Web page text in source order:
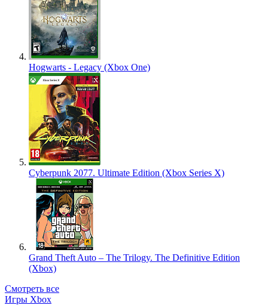
Hogwarts - Legacy (Xbox One)
Cyberpunk 2077. Ultimate Edition (Xbox Series X)
Grand Theft Auto – The Trilogy. The Definitive Edition
(Xbox)
Смотреть все
Игры Xbox